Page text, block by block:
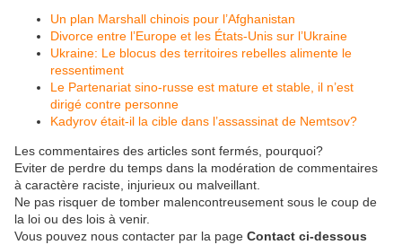
Un plan Marshall chinois pour l’Afghanistan
Divorce entre l’Europe et les États-Unis sur l’Ukraine
Ukraine: Le blocus des territoires rebelles alimente le
ressentiment
Le Partenariat sino-russe est mature et stable, il n’est
dirigé contre personne
Kadyrov était-il la cible dans l’assassinat de Nemtsov?
Les commentaires des articles sont fermés, pourquoi?
Eviter de perdre du temps dans la modération de commentaires
à caractère raciste, injurieux ou malveillant.
Ne pas risquer de tomber malencontreusement sous le coup de
la loi ou des lois à venir.
Vous pouvez nous contacter par la page Contact ci-dessous